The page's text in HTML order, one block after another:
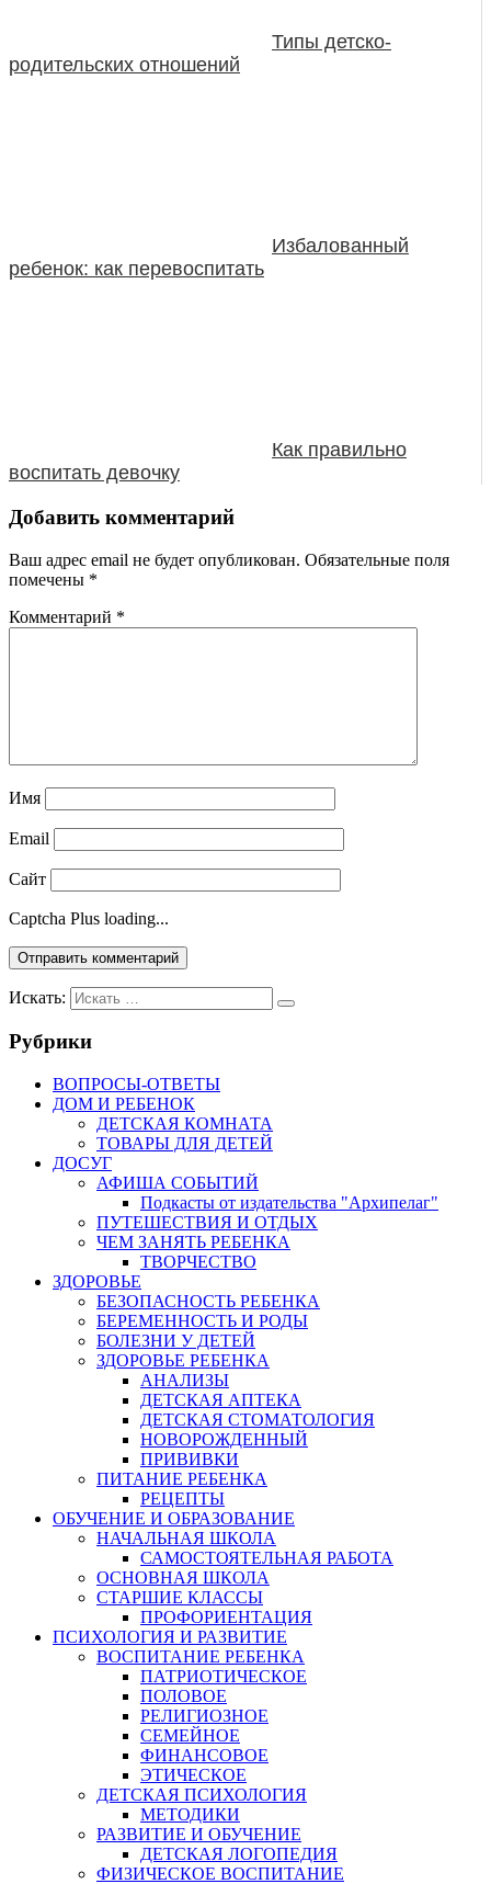
Типы детско-
родительских отношений
Избалованный
ребенок: как перевоспитать
Как правильно
воспитать девочку
Добавить комментарий
Ваш адрес email не будет опубликован. Обязательные поля
помечены *
Комментарий *
Имя
Email
Сайт
Captcha Plus loading...
Искать:
Рубрики
ВОПРОСЫ-ОТВЕТЫ
ДОМ И РЕБЕНОК
ДЕТСКАЯ КОМНАТА
ТОВАРЫ ДЛЯ ДЕТЕЙ
ДОСУГ
АФИША СОБЫТИЙ
Подкасты от издательства "Архипелаг"
ПУТЕШЕСТВИЯ И ОТДЫХ
ЧЕМ ЗАНЯТЬ РЕБЕНКА
ТВОРЧЕСТВО
ЗДОРОВЬЕ
БЕЗОПАСНОСТЬ РЕБЕНКА
БЕРЕМЕННОСТЬ И РОДЫ
БОЛЕЗНИ У ДЕТЕЙ
ЗДОРОВЬЕ РЕБЕНКА
АНАЛИЗЫ
ДЕТСКАЯ АПТЕКА
ДЕТСКАЯ СТОМАТОЛОГИЯ
НОВОРОЖДЕННЫЙ
ПРИВИВКИ
ПИТАНИЕ РЕБЕНКА
РЕЦЕПТЫ
ОБУЧЕНИЕ И ОБРАЗОВАНИЕ
НАЧАЛЬНАЯ ШКОЛА
САМОСТОЯТЕЛЬНАЯ РАБОТА
ОСНОВНАЯ ШКОЛА
СТАРШИЕ КЛАССЫ
ПРОФОРИЕНТАЦИЯ
ПСИХОЛОГИЯ И РАЗВИТИЕ
ВОСПИТАНИЕ РЕБЕНКА
ПАТРИОТИЧЕСКОЕ
ПОЛОВОЕ
РЕЛИГИОЗНОЕ
СЕМЕЙНОЕ
ФИНАНСОВОЕ
ЭТИЧЕСКОЕ
ДЕТСКАЯ ПСИХОЛОГИЯ
МЕТОДИКИ
РАЗВИТИЕ И ОБУЧЕНИЕ
ДЕТСКАЯ ЛОГОПЕДИЯ
ФИЗИЧЕСКОЕ ВОСПИТАНИЕ